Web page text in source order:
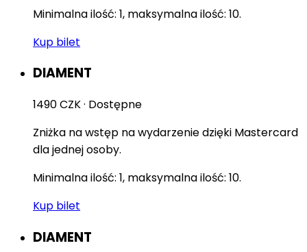
Minimalna ilość: 1, maksymalna ilość: 10.
Kup bilet
DIAMENT
1490 CZK· Dostępne
Zniżka na wstęp na wydarzenie dzięki Mastercard
dla jednej osoby.
Minimalna ilość: 1, maksymalna ilość: 10.
Kup bilet
DIAMENT